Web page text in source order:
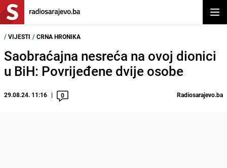
/ VIJESTI / CRNA HRONIKA
Saobraćajna nesreća na ovoj dionici
u BiH: Povrijeđene dvije osobe
29.08.24. 11:16 0 Radiosarajevo.ba